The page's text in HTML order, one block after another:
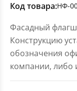
Код товара:НФ-
Фасадный
Конструкцию
обозначения
компании, либо